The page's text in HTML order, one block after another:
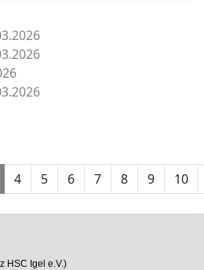
4 5 6 7 8 9 10
HSC Igel e.V.)